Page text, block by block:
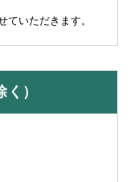
ていただきます。
）